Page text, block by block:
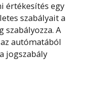
értékesítés egy
szabályait a
szabályozza. A
autómatából
jogszabály